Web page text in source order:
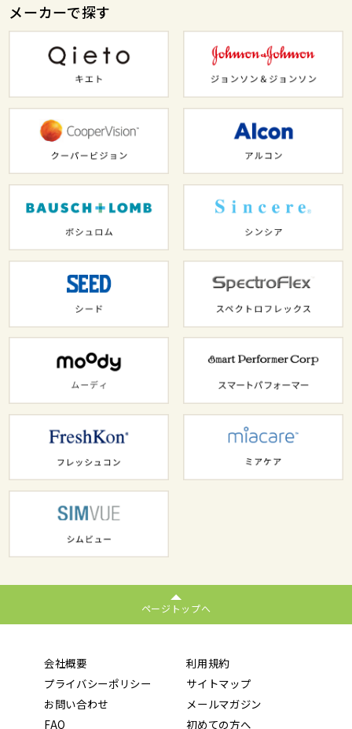
メーカーで探す
ページトップへ
会社概要
利用規約
プライバシーポリシー
サイトマップ
お問い合わせ
メールマガジン
FAQ
初めての方へ